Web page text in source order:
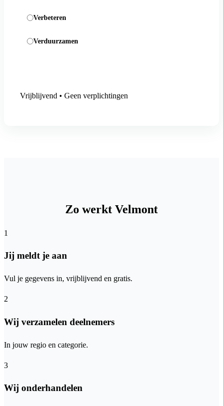
Verbeteren
Verduurzamen
Vrijblijvend • Geen verplichtingen
Zo werkt Velmont
1
Jij meldt je aan
Vul je gegevens in, vrijblijvend en gratis.
2
Wij verzamelen deelnemers
In jouw regio en categorie.
3
Wij onderhandelen